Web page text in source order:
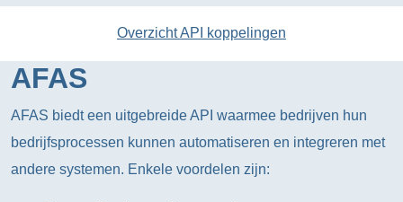
Overzicht API koppelingen
AFAS
AFAS biedt een uitgebreide API waarmee bedrijven hun
bedrijfsprocessen kunnen automatiseren en integreren met
andere systemen. Enkele voordelen zijn: